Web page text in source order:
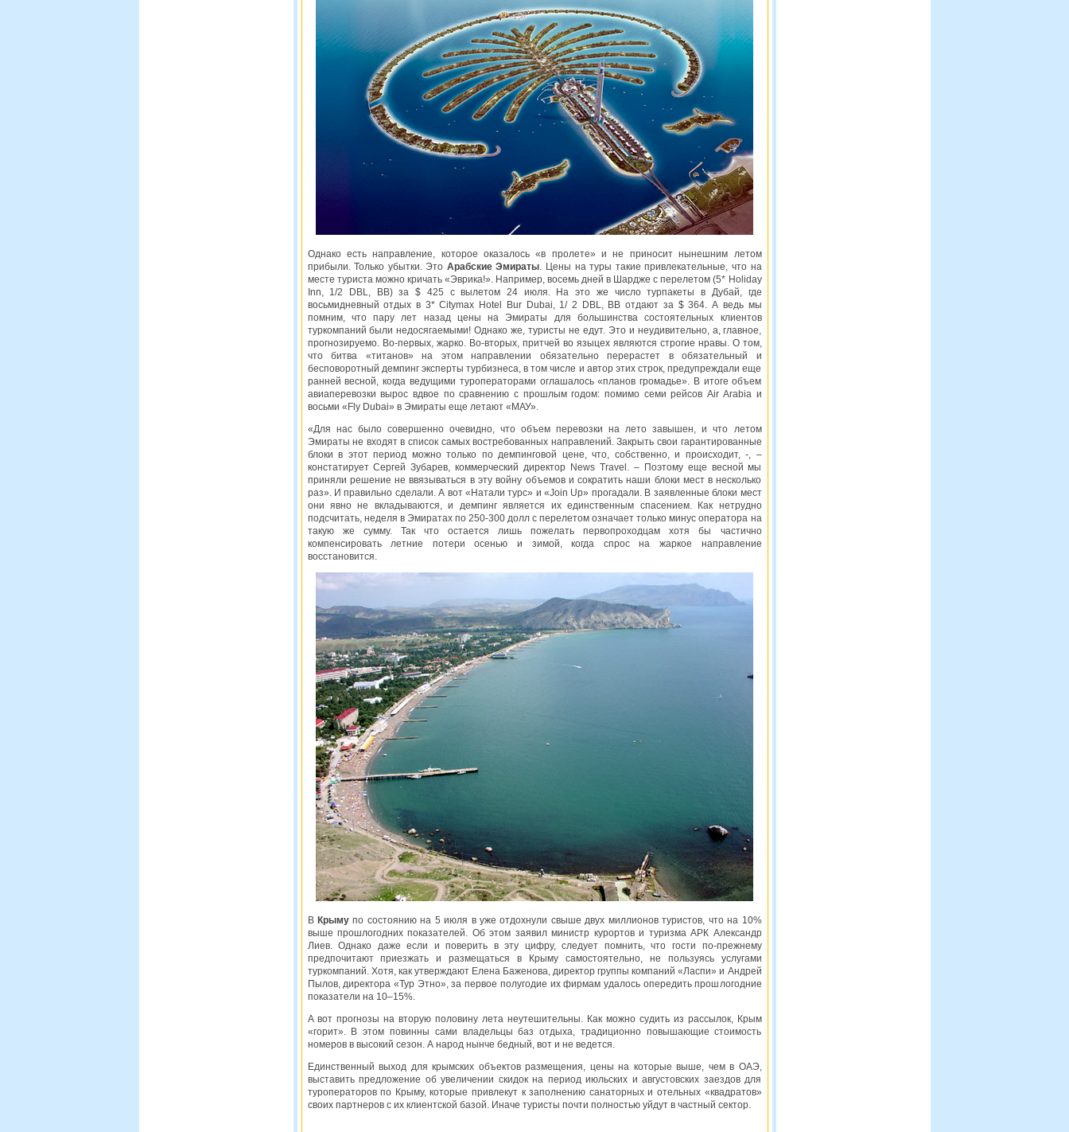
Однако есть направление, которое оказалось «в пролете» и не приносит нынешним летом
прибыли. Только убытки. Это Арабские Эмираты. Цены на туры такие привлекательные, что на
месте туриста можно кричать «Эврика!». Например, восемь дней в Шардже с перелетом (5* Holiday
Inn, 1/2 DBL, BB) за $ 425 с вылетом 24 июля. На это же число турпакеты в Дубай, где
восьмидневный отдых в 3* Citymax Hotel Bur Dubai, 1/ 2 DBL, BB отдают за $ 364. А ведь мы
помним, что пару лет назад цены на Эмираты для большинства состоятельных клиентов
туркомпаний были недосягаемыми! Однако же, туристы не едут. Это и неудивительно, а, главное,
прогнозируемо. Во-первых, жарко. Во-вторых, притчей во языцех являются строгие нравы. О том,
что битва «титанов» на этом направлении обязательно перерастет в обязательный и
бесповоротный демпинг эксперты турбизнеса, в том числе и автор этих строк, предупреждали еще
ранней весной, когда ведущими туроператорами оглашалось «планов громадье». В итоге объем
авиаперевозки вырос вдвое по сравнению с прошлым годом: помимо семи рейсов Air Arabia и
восьми «Fly Dubai» в Эмираты еще летают «МАУ».
«Для нас было совершенно очевидно, что объем перевозки на лето завышен, и что летом
Эмираты не входят в список самых востребованных направлений. Закрыть свои гарантированные
блоки в этот период можно только по демпинговой цене, что, собственно, и происходит, -, –
констатирует Сергей Зубарев, коммерческий директор News Travel. – Поэтому еще весной мы
приняли решение не ввязываться в эту войну объемов и сократить наши блоки мест в несколько
раз». И правильно сделали. А вот «Натали турс» и «Join Up» прогадали. В заявленные блоки мест
они явно не вкладываются, и демпинг является их единственным спасением. Как нетрудно
подсчитать, неделя в Эмиратах по 250-300 долл с перелетом означает только минус оператора на
такую же сумму. Так что остается лишь пожелать первопроходцам хотя бы частично
компенсировать летние потери осенью и зимой, когда спрос на жаркое направление
восстановится.
В Крымупо состоянию на 5 июля в уже отдохнули свыше двух миллионов туристов, что на 10%
выше прошлогодних показателей. Об этом заявил министр курортов и туризма АРК Александр
Лиев. Однако даже если и поверить в эту цифру, следует помнить, что гости по-прежнему
предпочитают приезжать и размещаться в Крыму самостоятельно, не пользуясь услугами
туркомпаний. Хотя, как утверждают Елена Баженова, директор группы компаний «Ласпи» и Андрей
Пылов, директора «Тур Этно», за первое полугодие их фирмам удалось опередить прошлогодние
показатели на 10–15%.
А вот прогнозы на вторую половину лета неутешительны. Как можно судить из рассылок, Крым
«горит». В этом повинны сами владельцы баз отдыха, традиционно повышающие стоимость
номеров в высокий сезон. А народ нынче бедный, вот и не ведется.
Единственный выход для крымских объектов размещения, цены на которые выше, чем в ОАЭ,
выставить предложение об увеличении скидок на период июльских и августовских заездов для
туроператоров по Крыму, которые привлекут к заполнению санаторных и отельных «квадратов»
своих партнеров с их клиентской базой. Иначе туристы почти полностью уйдут в частный сектор.